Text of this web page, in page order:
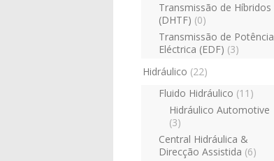
Transmissão de Híbridos
(DHTF) (0)
Transmissão de Potência
Eléctrica (EDF) (3)
Hidráulico (22)
Fluido Hidráulico (11)
Hidráulico Automotive
(3)
Central Hidráulica &
Direcção Assistida (6)